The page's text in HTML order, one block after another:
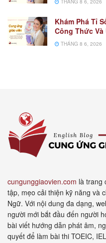
THÁNG 8 6, 2026
Khám Phá Tỉ
Công Thức
THÁNG 8 6, 2026
cungunggiaovien.com là trang
tập, mẹo cải thiện kỹ năng và
Ngữ. Với nội dung đa dạng,
người mới bắt đầu đến người
bài viết hướng dẫn phát âm,
quyết để làm bài thi TOEIC,